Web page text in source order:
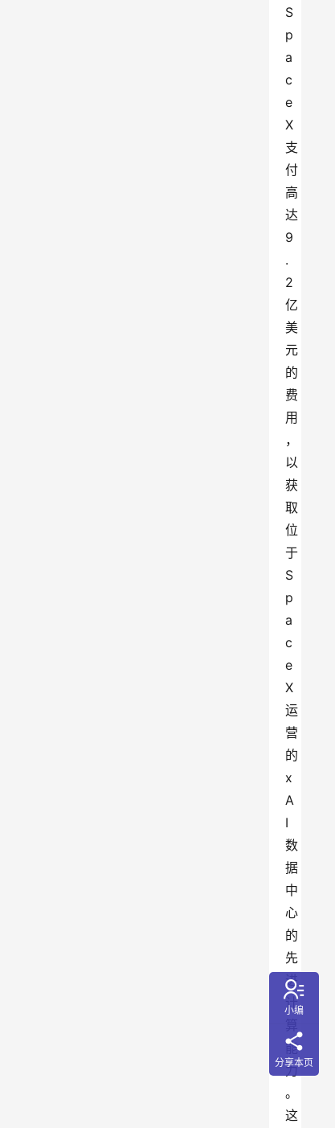
S
p
a
c
e
X
支
付
高
达
9
.
2
亿
美
元
的
费
用
，
以
获
取
位
于
S
p
a
c
e
X
运
营
的
x
A
I
数
据
中
心
的
先
进
计
算
能
力
。
这
小编
分享本页